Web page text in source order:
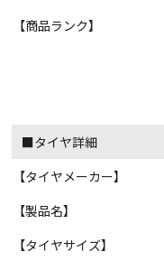
【商品ランク】
■タイヤ詳細
【タイヤメーカー】
【製品名】
【タイヤサイズ】